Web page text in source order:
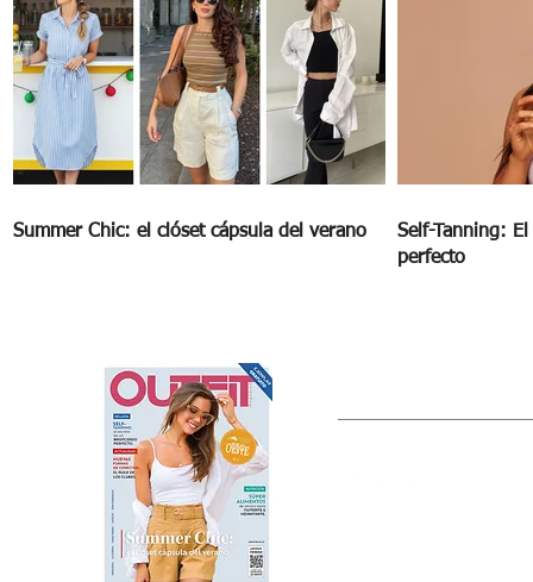
Summer Chic: el clóset cápsula del verano
Self-Tanning:
perfecto